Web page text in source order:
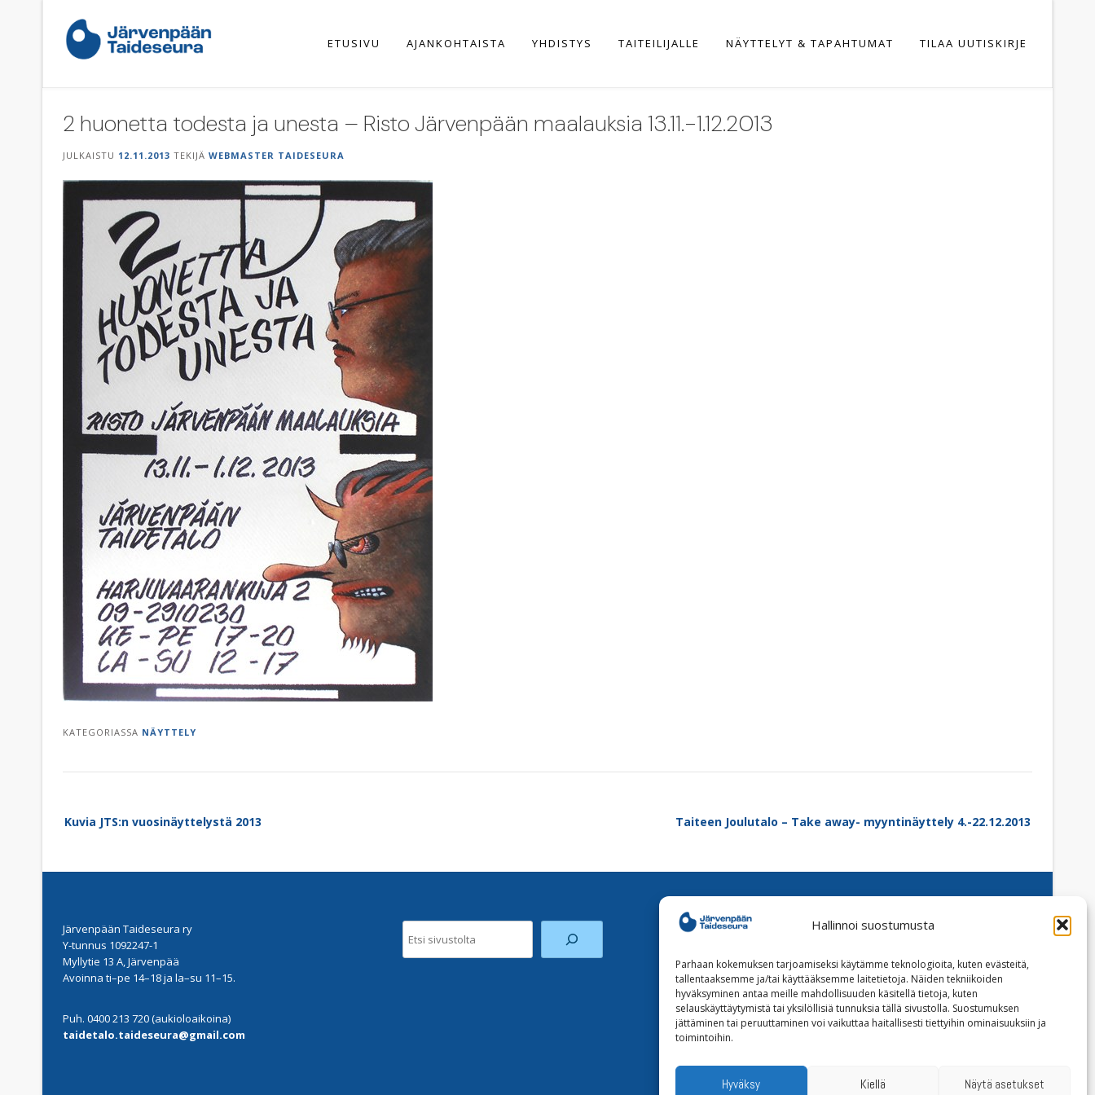
Hallinnoi suostumusta
Parhaan kokemuksen tarjoamiseksi käytämme teknologioita, kuten evästeitä,
tallentaaksemme ja/tai käyttääksemme laitetietoja. Näiden tekniikoiden
hyväksyminen antaa meille mahdollisuuden käsitellä tietoja, kuten
selauskäyttäytymistä tai yksilöllisiä tunnuksia tällä sivustolla. Suostumuksen
jättäminen tai peruuttaminen voi vaikuttaa haitallisesti tiettyihin ominaisuuksiin ja
toimintoihin.
Hyväksy Kiellä Näytä asetukset
ETUSIVU AJANKOHTAISTA YHDISTYS TAITEILIJALLE NÄYTTELYT & TAPAHTUMAT TILAA UUTISKIRJE
2 huonetta todesta ja unesta – Risto Järvenpään maalauksia 13.11.-1.12.2013
JULKAISTU 12.11.2013 TEKIJÄ WEBMASTER TAIDESEURA
KATEGORIASSA NÄYTTELY
navigation
Kuvia JTS:n vuosinäyttelystä 2013 Taiteen Joulutalo – Take away- myyntinäyttely 4.-22.12.2013
Järvenpään Taideseura ry
Y-tunnus 1092247-1
Myllytie 13 A, Järvenpää
Avoinna ti–pe 14–18 ja la–su 11–15.
Puh. 0400 213 720 (aukioloaikoina)
taidetalo.taideseura@gmail.com
Tilaa uutiskirje
Tietoja evästeistä